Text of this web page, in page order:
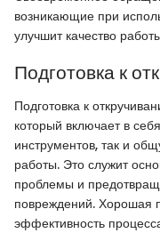
возникающие при
улучшит качество
Подготовка к
Подготовка к
который включает в
инструментов, так и
работы. Это служит
проблемы и
повреждений. Хорошая
эффективность